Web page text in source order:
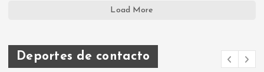
Load More
Deportes de contacto